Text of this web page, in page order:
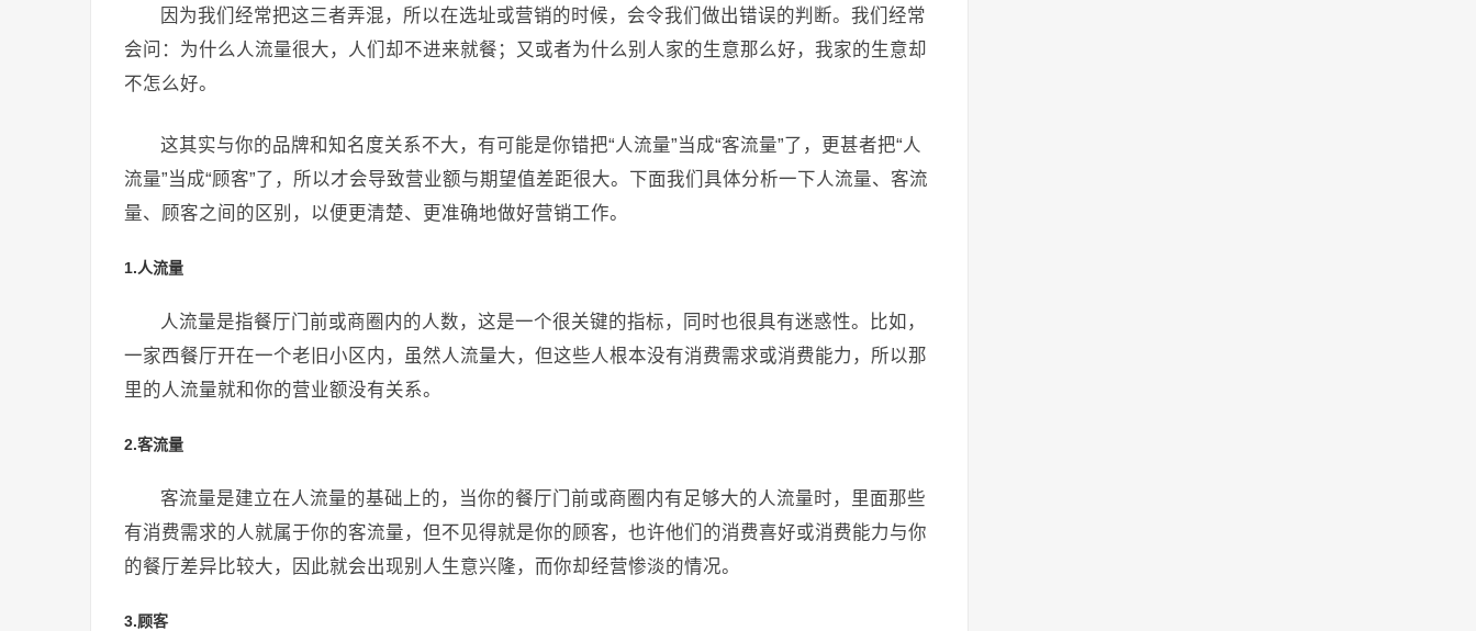
因为我们经常把这三者弄混，所以在选址或营销的时候，会令我们做出错误的判断。我们经常
会问：为什么人流量很大，人们却不进来就餐；又或者为什么别人家的生意那么好，我家的生意却
不怎么好。
这其实与你的品牌和知名度关系不大，有可能是你错把“人流量”当成“客流量”了，更甚者把“人
流量”当成“顾客”了，所以才会导致营业额与期望值差距很大。下面我们具体分析一下人流量、客流
量、顾客之间的区别，以便更清楚、更准确地做好营销工作。
1.人流量
人流量是指餐厅门前或商圈内的人数，这是一个很关键的指标，同时也很具有迷惑性。比如，
一家西餐厅开在一个老旧小区内，虽然人流量大，但这些人根本没有消费需求或消费能力，所以那
里的人流量就和你的营业额没有关系。
2.客流量
客流量是建立在人流量的基础上的，当你的餐厅门前或商圈内有足够大的人流量时，里面那些
有消费需求的人就属于你的客流量，但不见得就是你的顾客，也许他们的消费喜好或消费能力与你
的餐厅差异比较大，因此就会出现别人生意兴隆，而你却经营惨淡的情况。
3.顾客